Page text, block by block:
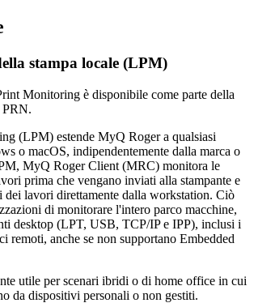
stampa locale (LPM)
Monitoring è disponibile come parte della
(LPM) estende MyQ Roger a qualsiasi
o macOS, indipendentemente dalla marca o
MyQ Roger Client (MRC) monitora le
prima che vengano inviati alla stampante e
dei lavori direttamente dalla workstation. Ciò
di monitorare l'intero parco macchine,
desktop (LPT, USB, TCP/IP e IPP), inclusi i
remoti, anche se non supportano Embedded
utile per scenari ibridi o di home office in cui
da dispositivi personali o non gestiti.